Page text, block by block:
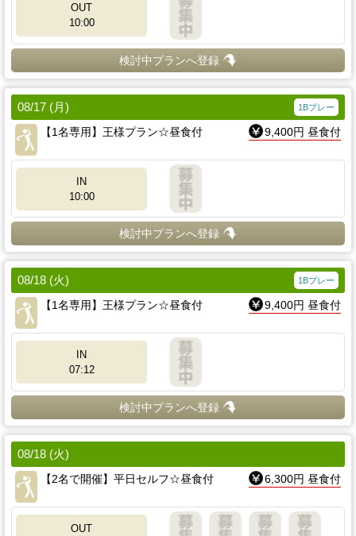
OUT
10:00
検討中プランへ登録
08/17 (月) 1Bプレー
【1名専用】王様プラン☆昼食付 9,400円 昼食付
IN
10:00
検討中プランへ登録
08/18 (火) 1Bプレー
【1名専用】王様プラン☆昼食付 9,400円 昼食付
IN
07:12
検討中プランへ登録
08/18 (火)
【2名で開催】平日セルフ☆昼食付
6,300円 昼食付
OUT